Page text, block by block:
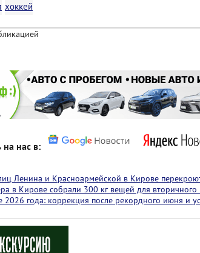
хоккей
нас в:
Ленина и Красноармейской в Кирове
в Кирове собрали 300 кг вещей для вторичного
2026 года: коррекция после рекордного июня и